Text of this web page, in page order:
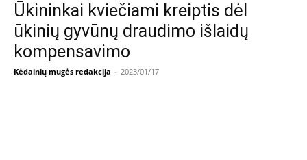
Ūkininkai kviečiami kreiptis dėl
ūkinių gyvūnų draudimo išlaidų
kompensavimo
Kėdainių mugės redakcija - 2023/01/17